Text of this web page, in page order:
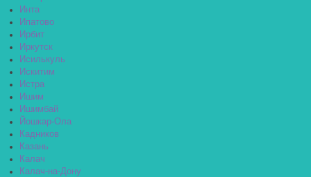
Инта
Ипатово
Ирбит
Иркутск
Исилькуль
Искитим
Истра
Ишим
Ишимбай
Йошкар-Ола
Кадников
Казань
Калач
Калач-на-Дону